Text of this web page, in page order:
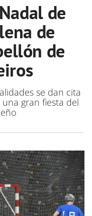
de
de
de
se dan cita
gran fiesta del